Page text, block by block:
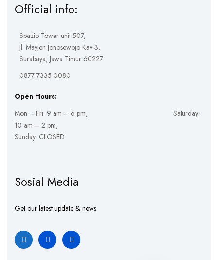
Official info:
Spazio Tower unit 507,
Jl. Mayjen Jonosewojo Kav 3,
Surabaya, Jawa Timur 60227
0877 7335 0080
Open Hours:
Mon – Fri: 9 am – 6 pm, Saturday:
10 am – 2 pm,
Sunday: CLOSED
Sosial Media
Get our latest update & news